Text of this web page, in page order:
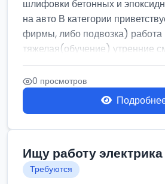
шлифовки бетонных и
на авто В категории
фирмы, либо подвозка) работа
тяжелая(обучение) утренние
0 просмотров
Ищу работу электрика
Требуются